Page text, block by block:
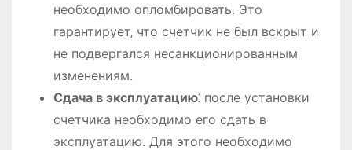
необходимо опломбировать. Это
гарантирует‚ что счетчик не был вскрыт и
не подвергался несанкционированным
изменениям.
Сдача в эксплуатацию⁚ после установки
счетчика необходимо его сдать в
эксплуатацию. Для этого необходимо